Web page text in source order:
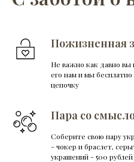
Пожизненная
Не важно как давно вы
его нам и мы
цепочку
Пара со
Соберите свою пару
- чокер и браслет,
украшений - 500